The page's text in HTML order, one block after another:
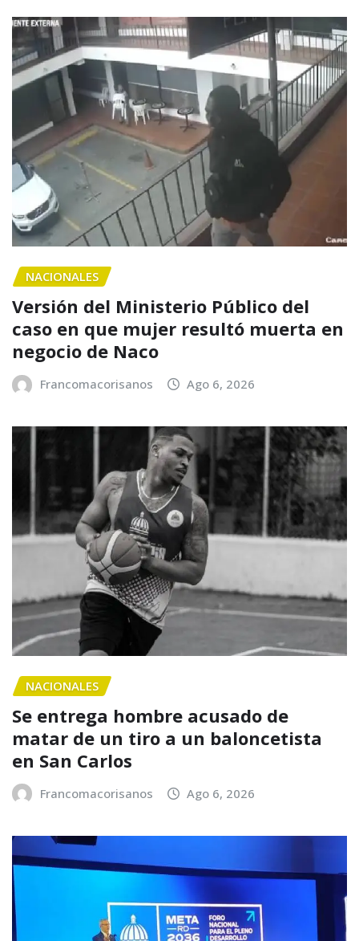
NACIONALES
Versión del Ministerio Público del
caso en que mujer resultó muerta en
negocio de Naco
Francomacorisanos Ago 6, 2026
NACIONALES
Se entrega hombre acusado de
matar de un tiro a un baloncetista
en San Carlos
Francomacorisanos Ago 6, 2026